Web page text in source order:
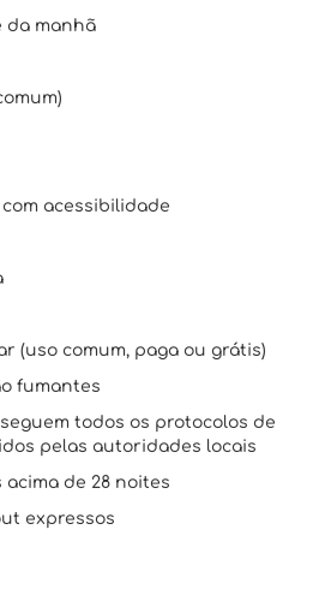
da manhã
acessibilidade
(uso comum, paga ou grátis)
fumantes
todos os protocolos de
pelas autoridades locais
de 28 noites
expressos